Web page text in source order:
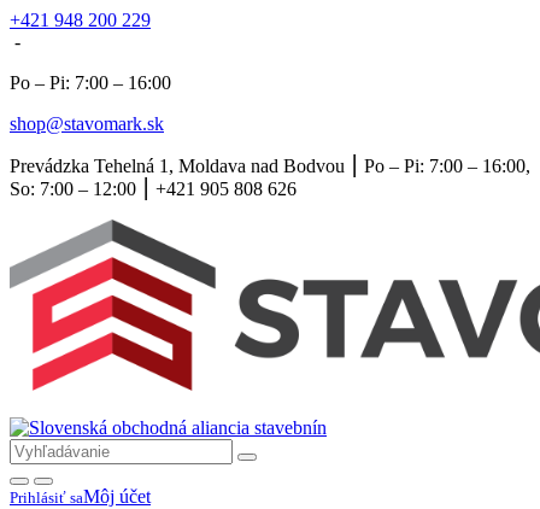
+421 948 200 229
-
Po – Pi: 7:00 – 16:00
shop@stavomark.sk
Prevádzka Tehelná 1, Moldava nad Bodvou ⎮ Po – Pi: 7:00 – 16:00,
So: 7:00 – 12:00 ⎮ +421 905 808 626
Prihlásiť saMôj účet